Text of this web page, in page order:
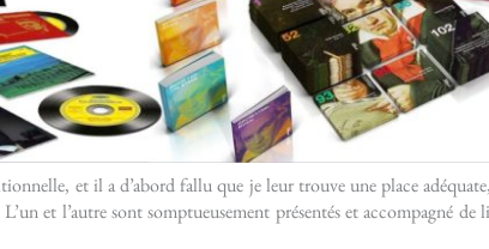
et il a d’abord fallu que je leur trouve une place
et l’autre sont somptueusement présentés et accompagné